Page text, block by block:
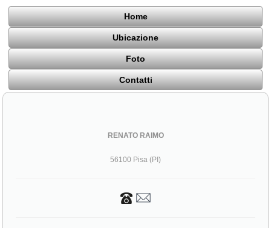
Home
Ubicazione
Foto
Contatti
RENATO RAIMO
56100 Pisa (PI)